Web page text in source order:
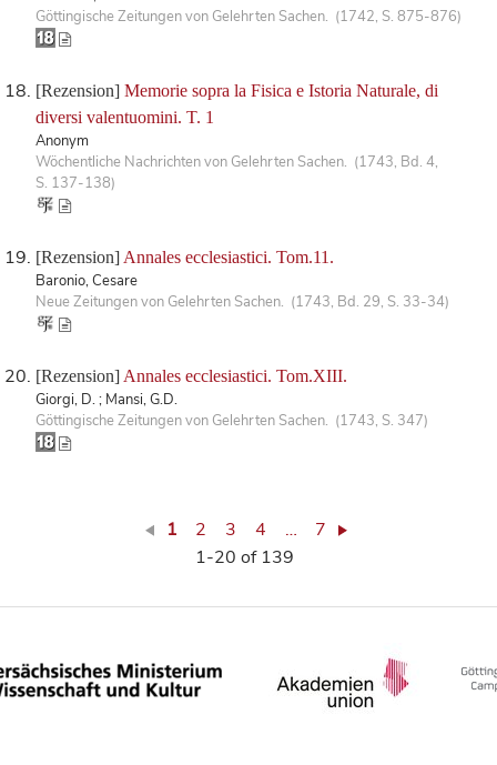
Göttingische Zeitungen von Gelehrten Sachen. (1742, S. 875-876)
[Rezension] Memorie sopra la Fisica e Istoria Naturale, di
diversi valentuomini. T. 1
Anonym
Wöchentliche Nachrichten von Gelehrten Sachen. (1743, Bd. 4,
S. 137-138)
[Rezension] Annales ecclesiastici. Tom.11.
Baronio, Cesare
Neue Zeitungen von Gelehrten Sachen. (1743, Bd. 29, S. 33-34)
[Rezension] Annales ecclesiastici. Tom.XIII.
Giorgi, D. ; Mansi, G.D.
Göttingische Zeitungen von Gelehrten Sachen. (1743, S. 347)
1 2 3 4 …
7
1-20 of 139